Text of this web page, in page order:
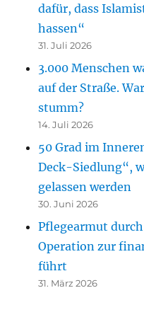
dafür, dass
hassen“
31. Juli 2026
3.000 Menschen
auf der Straße.
stumm?
14. Juli 2026
50 Grad im
Deck-Siedlung“,
gelassen werden
30. Juni 2026
Pflegearmut
Operation zur
führt
31. März 2026